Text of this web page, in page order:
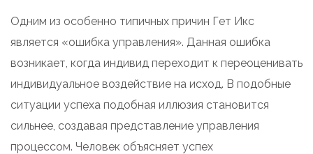
Одним из особенно типичных причин Гет Икс
является «ошибка управления». Данная ошибка
возникает, когда индивид переходит к переоценивать
индивидуальное воздействие на исход. В подобные
ситуации успеха подобная иллюзия становится
сильнее, создавая представление управления
процессом. Человек объясняет успех